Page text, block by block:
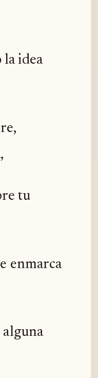
la idea
tu
enmarca
alguna